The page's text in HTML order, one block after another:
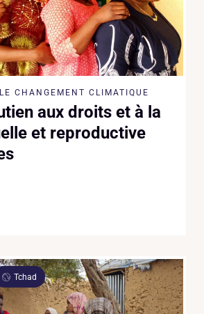
CHANGEMENT CLIMATIQUE
aux droits et à la
et reproductive
Tchad